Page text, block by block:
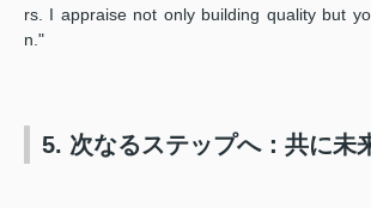
rs. I appraise not only building quality but
n."
5. 次なるステップへ：共に未